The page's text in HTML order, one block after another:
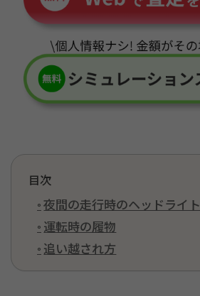
目次
夜間の走行時のヘッドライト
運転時の履物
追い越され方